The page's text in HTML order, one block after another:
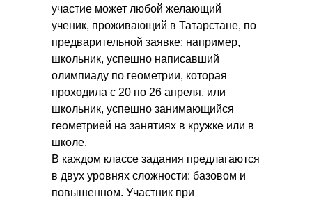
участие может любой желающий
ученик, проживающий в Татарстане, по
предварительной заявке: например,
школьник, успешно написавший
олимпиаду по геометрии, которая
проходила с 20 по 26 апреля, или
школьник, успешно занимающийся
геометрией на занятиях в кружке или в
школе.
В каждом классе задания предлагаются
в двух уровнях сложности: базовом и
повышенном. Участник при